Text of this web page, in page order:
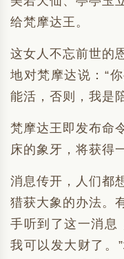
给梵摩达王。
这女人不忘前世的
地对梵摩达说：“
能活，否则，我是
梵摩达王即发布命
床的象牙，将获得
消息传开，人们都
猎获大象的办法。
手听到了这一消息
我可以发大财了。